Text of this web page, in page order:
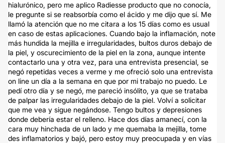
hialurónico, pero me aplico Radiesse producto que no conocía,
le pregunte si se reabsorbía como el ácido y me dijo que sí. Me
llamó la atención que no me citara a los 15 días como es usual
en caso de estas aplicaciones. Cuando bajo la inflamación, note
más hundida la mejilla e irregularidades, bultos duros debajo de
la piel, y oscurecimiento de la piel en la zona, aunque intente
contactarlo una y otra vez, para una entrevista presencial, se
negó repetidas veces a verme y me ofreció solo una entrevista
on line un día a la semana en que por mi trabajo no puedo. Le
pedí otro día y se negó, me pareció insólito, ya que se trataba
de palpar las irregularidades debajo de la piel. Volví a solicitar
que me vea y sigue negándose. Tengo bultos y depresiones
donde debería estar el relleno. Hace dos días amanecí, con la
cara muy hinchada de un lado y me quemaba la mejilla, tome
des inflamatorios y bajó, pero estoy muy preocupada y en vías